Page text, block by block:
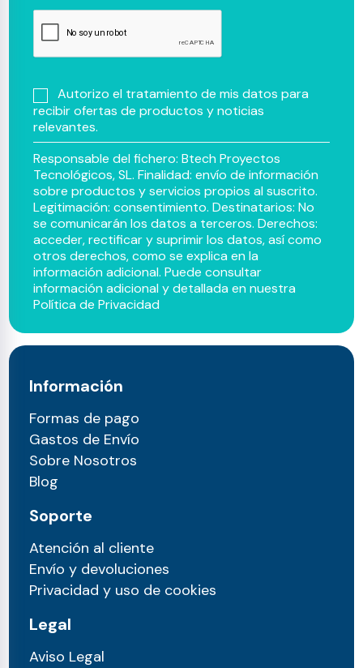
Autorizo el tratamiento de mis datos para
recibir ofertas de productos y noticias
relevantes.
Responsable del fichero: Btech Proyectos
Tecnológicos, SL. Finalidad: envío de información
sobre productos y servicios propios al suscrito.
Legitimación: consentimiento. Destinatarios: No
se comunicarán los datos a terceros. Derechos:
acceder, rectificar y suprimir los datos, así como
otros derechos, como se explica en la
información adicional. Puede consultar
información adicional y detallada en nuestra
Política de Privacidad
Información
Formas de pago
Gastos de Envío
Sobre Nosotros
Blog
Soporte
Atención al cliente
Envío y devoluciones
Privacidad y uso de cookies
Legal
Aviso Legal